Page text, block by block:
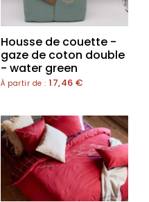
Housse de couette -
gaze de coton double
- water green
À partir de : 17,46 €